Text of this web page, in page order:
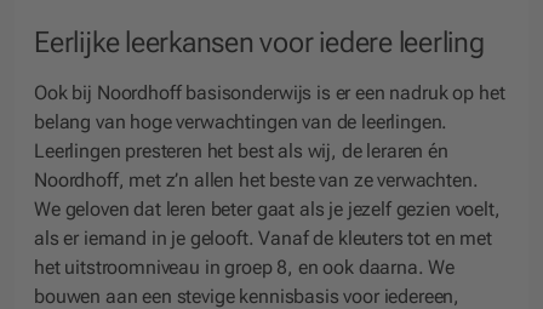
Eerlijke leerkansen voor iedere leerling
Ook bij Noordhoff basisonderwijs is er een nadruk op het
belang van hoge verwachtingen van de leerlingen.
Leerlingen presteren het best als wij, de leraren én
Noordhoff, met z’n allen het beste van ze verwachten.
We geloven dat leren beter gaat als je jezelf gezien voelt,
als er iemand in je gelooft. Vanaf de kleuters tot en met
het uitstroomniveau in groep 8, en ook daarna. We
bouwen aan een stevige kennisbasis voor iedereen,